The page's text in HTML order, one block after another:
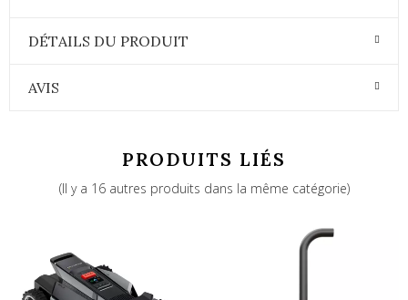
DÉTAILS DU PRODUIT
AVIS
PRODUITS LIÉS
(Il y a 16 autres produits dans la même catégorie)